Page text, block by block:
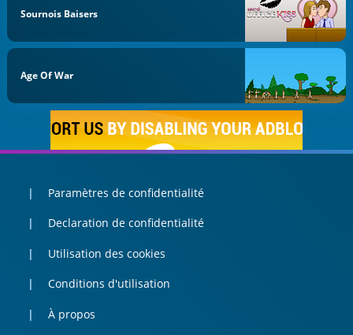
Sournois Baisers
Age Of War
Paramètres de confidentialité
Declaration de confidentialité
Utilisation des cookies
Conditions d'utilisation
À propos